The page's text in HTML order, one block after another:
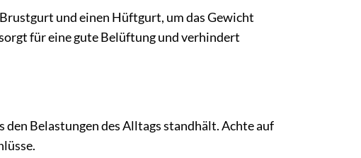
und einen Hüftgurt, um das Gewicht
für eine gute Belüftung und verhindert
Belastungen des Alltags standhält. Achte auf